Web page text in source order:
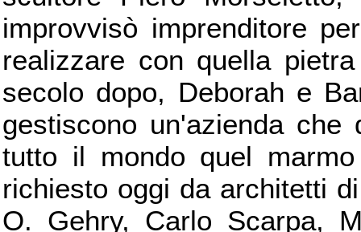
improvvisò imprenditore
realizzare con quella
secolo dopo, Deborah e
gestiscono un'azienda
tutto il mondo quel
richiesto oggi da architetti
O. Gehry, Carlo Scarpa,